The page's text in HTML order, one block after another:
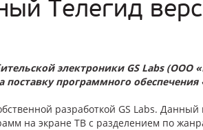
Телегид
электроники GS Labs (ООО
программного обеспечения
разработкой GS Labs.
на экране ТВ с разделением по